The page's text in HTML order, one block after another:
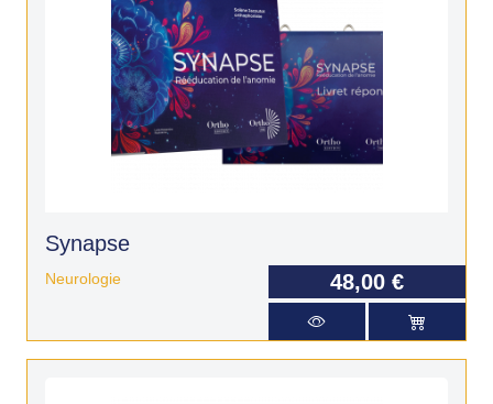
Synapse
Neurologie 48,00 €